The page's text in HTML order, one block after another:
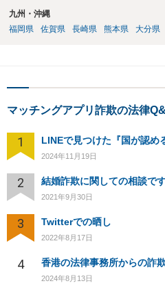
九州・沖縄
福岡県
佐賀県 長崎県 熊本県 大分県
マッチングアプリ詐欺の法律
1
2024年11月19日
2 結婚詐欺に関しての相談で
2021年9月30日
3 Twitterでの晒し
2022年8月17日
4 香港の法律事務所からの詐
2024年8月13日